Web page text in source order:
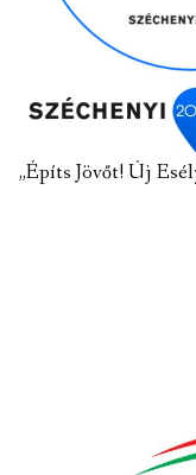
„Építs Jövőt! Új